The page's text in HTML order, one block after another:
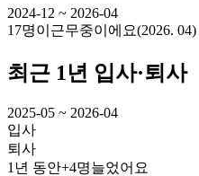
2024-12 ~ 2026-04
17명이 근무중이에요(2026. 04)
최근 1년 입사·퇴사
2025-05 ~ 2026-04
입사
퇴사
1년 동안+4명늘었어요